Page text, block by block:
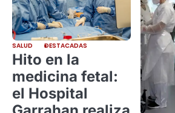
SALUD DESTACADAS
Hito en la
medicina fetal:
el Hospital